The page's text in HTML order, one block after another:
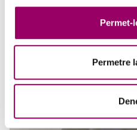
Permet-
Permetre